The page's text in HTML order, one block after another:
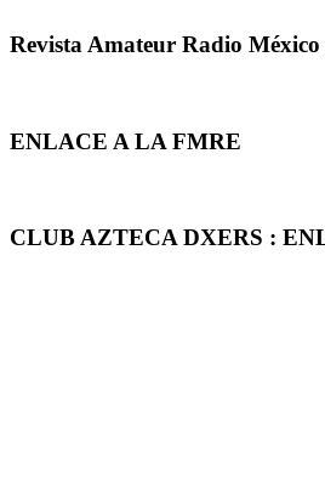
Revista Amateur Radio
ENLACE A LA FMRE
CLUB AZTECA DXERS :